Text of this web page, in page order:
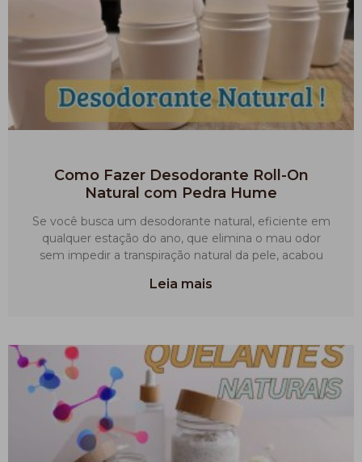
Como Fazer Desodorante Roll-On
Natural com Pedra Hume
Se você busca um desodorante natural, eficiente em
qualquer estação do ano, que elimina o mau odor
sem impedir a transpiração natural da pele, acabou
Leia mais